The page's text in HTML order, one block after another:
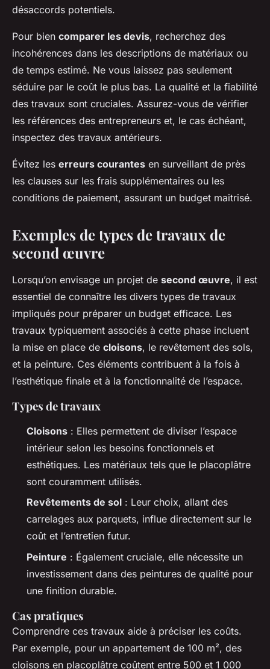
désaccords potentiels.
Pour bien comparer les devis, recherchez des
incohérences dans les descriptions de matériaux ou
de temps estimé. Ne vous laissez pas seulement
séduire par le coût le plus bas. La qualité et la fiabilité
des travaux sont cruciales. Assurez-vous de vérifier
les références des entrepreneurs et, le cas échéant,
inspectez des travaux antérieurs.
Évitez les erreurs courantes en surveillant de près
les clauses sur les frais supplémentaires ou les
conditions de paiement, assurant un budget maitrisé.
Exemples de types de travaux de
second œuvre
Lorsqu’on envisage un projet de second œuvre, il est
essentiel de connaître les divers types de travaux
impliqués pour préparer un budget efficace. Les
travaux typiquement associés à cette phase incluent
la mise en place de cloisons, le revêtement des sols,
et la peinture. Ces éléments contribuent à la fois à
l’esthétique finale et à la fonctionnalité de l’espace.
Types de travaux
Cloisons : Elles permettent de diviser l’espace
intérieur selon les besoins fonctionnels et
esthétiques. Les matériaux tels que le placoplâtre
sont couramment utilisés.
Revêtements de sol : Leur choix, allant des
carrelages aux parquets, influe directement sur le
coût et l’entretien futur.
Peinture : Également cruciale, elle nécessite un
investissement dans des peintures de qualité pour
une finition durable.
Cas pratiques
Comprendre ces travaux aide à préciser les coûts.
Par exemple, pour un appartement de 100 m², des
cloisons en placoplâtre coûtent entre 500 et 1 000